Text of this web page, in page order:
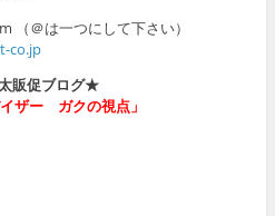
＠は一つにして下さい）
co.jp
販促ブログ★
ザー ガクの視点」